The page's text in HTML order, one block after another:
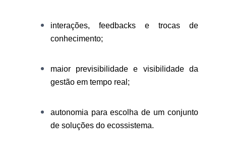
interações, feedbacks e trocas de
conhecimento;
maior previsibilidade e visibilidade da
gestão em tempo real;
autonomia para escolha de um conjunto
de soluções do ecossistema.